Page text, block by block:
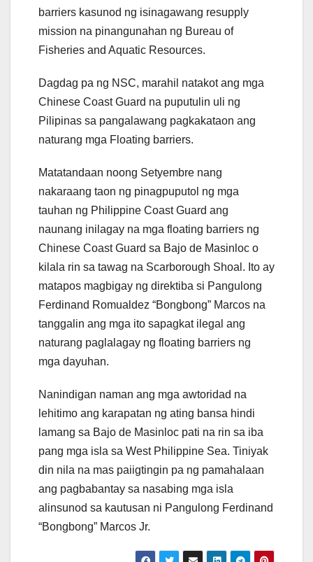
barriers kasunod ng isinagawang resupply
mission na pinangunahan ng Bureau of
Fisheries and Aquatic Resources.
Dagdag pa ng NSC, marahil natakot ang mga
Chinese Coast Guard na puputulin uli ng
Pilipinas sa pangalawang pagkakataon ang
naturang mga Floating barriers.
Matatandaan noong Setyembre nang
nakaraang taon ng pinagpuputol ng mga
tauhan ng Philippine Coast Guard ang
naunang inilagay na mga floating barriers ng
Chinese Coast Guard sa Bajo de Masinloc o
kilala rin sa tawag na Scarborough Shoal. Ito ay
matapos magbigay ng direktiba si Pangulong
Ferdinand Romualdez “Bongbong” Marcos na
tanggalin ang mga ito sapagkat ilegal ang
naturang paglalagay ng floating barriers ng
mga dayuhan.
Nanindigan naman ang mga awtoridad na
lehitimo ang karapatan ng ating bansa hindi
lamang sa Bajo de Masinloc pati na rin sa iba
pang mga isla sa West Philippine Sea. Tiniyak
din nila na mas paiigtingin pa ng pamahalaan
ang pagbabantay sa nasabing mga isla
alinsunod sa kautusan ni Pangulong Ferdinand
“Bongbong” Marcos Jr.